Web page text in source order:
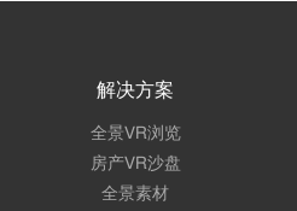
解决方案
全景VR浏览
房产VR沙盘
全景素材